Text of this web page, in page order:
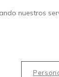
nuestros